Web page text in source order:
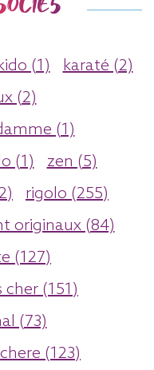
(1)
karaté (2)
(2)
(1)
(1)
zen (5)
rigolo (255)
originaux (84)
(127)
(151)
(73)
(123)